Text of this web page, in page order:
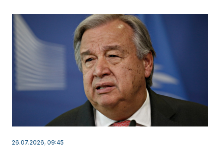
26.07.2026, 09:45